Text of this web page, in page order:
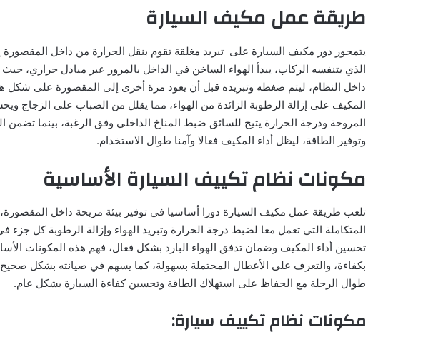
طريقة عمل مكيف السيارة
يتمحور دور مكيف السيارة على تبريد مغلقة تقوم بنقل الحرارة من داخل
الذي يتنفسه الركاب، يبدأ الهواء الساخن في الداخل بالمرور عبر مبادل حراري،
داخل النظام، ليتم ضغطه وتبريده قبل أن يعود مرة أخرى إلى المقصورة على شكل
المكيف على إزالة الرطوبة الزائدة من الهواء، مما يقلل من الضباب على الزجاج
المروحة ودرجة الحرارة يتيح للسائق ضبط المناخ الداخلي وفق الرغبة، بينما تضمن
وتوفير الطاقة، ليظل أداء المكيف فعالا وآمنا طوال الاستخدام.
مكونات نظام تكييف السيارة الأساسية
تلعب طريقة عمل مكيف السيارة دورا أساسيا في توفير بيئة مريحة داخل
المتكاملة التي تعمل معا لضبط درجة الحرارة وتبريد الهواء وإزالة الرطوبة كل
تحسين أداء المكيف وضمان تدفق الهواء البارد بشكل فعال، فهم هذه المكونات
بكفاءة، والتعرف على الأعطال المحتملة بسهولة، كما يسهم في صيانته بشكل
طوال الرحلة مع الحفاظ على استهلاك الطاقة وتحسين كفاءة السيارة بشكل عام.
مكونات نظام تكييف سيارة: